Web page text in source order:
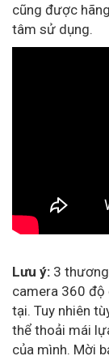
cũng được
tâm sử dụng.
Lưu ý: 3
camera 360
tại. Tuy nhiên
thể thoải mái
của mình. Mời